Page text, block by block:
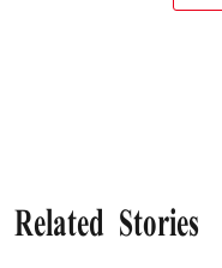
Related Stories